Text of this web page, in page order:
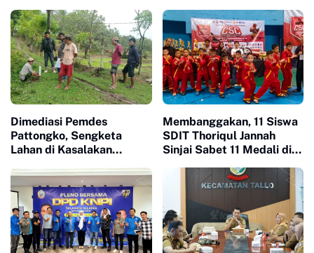
Dimediasi Pemdes
Pattongko, Sengketa
Lahan di Kasalakan
Membanggakan, 11 Siswa
SDIT Thoriqul Jannah
Sinjai Sabet 11 Medali di